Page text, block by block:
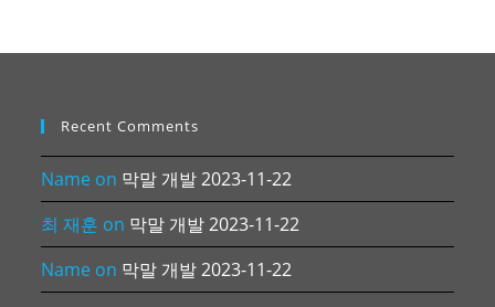
Recent Comments
Name on 막말 개발 2023-11-22
최 재훈 on 막말 개발 2023-11-22
Name on 막말 개발 2023-11-22